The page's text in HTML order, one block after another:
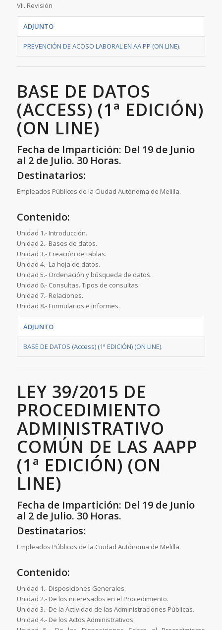
VII. Revisión
ADJUNTO
PREVENCIÓN DE ACOSO LABORAL EN AA.PP (ON LINE).
BASE DE DATOS
(ACCESS) (1ª EDICIÓN)
(ON LINE)
Fecha de Impartición: Del 19 de Junio
al 2 de Julio. 30 Horas.
Destinatarios:
Empleados Públicos de la Ciudad Autónoma de Melilla.
Contenido:
Unidad 1.- Introducción.
Unidad 2.- Bases de datos.
Unidad 3.- Creación de tablas.
Unidad 4.- La hoja de datos.
Unidad 5.- Ordenación y búsqueda de datos.
Unidad 6.- Consultas. Tipos de consultas.
Unidad 7.- Relaciones.
Unidad 8.- Formularios e informes.
ADJUNTO
BASE DE DATOS (Access) (1ª EDICIÓN) (ON LINE).
LEY 39/2015 DE
PROCEDIMIENTO
ADMINISTRATIVO
COMÚN DE LAS AAPP
(1ª EDICIÓN) (ON
LINE)
Fecha de Impartición: Del 19 de Junio
al 2 de Julio. 30 Horas.
Destinatarios:
Empleados Públicos de la Ciudad Autónoma de Melilla.
Contenido:
Unidad 1.- Disposiciones Generales.
Unidad 2.- De los interesados en el Procedimiento.
Unidad 3.- De la Actividad de las Administraciones Públicas.
Unidad 4.- De los Actos Administrativos.